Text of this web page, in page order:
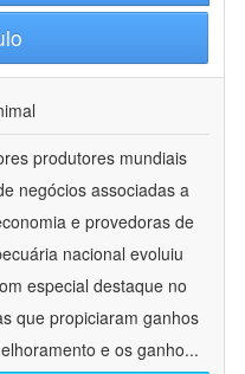
produtores mundiais
negócios associadas a
e provedoras de
nacional evoluiu
especial destaque no
que propiciaram ganhos
e os ganho...